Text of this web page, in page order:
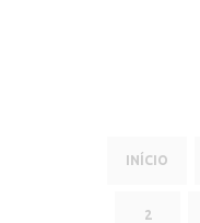
INÍCIO
2